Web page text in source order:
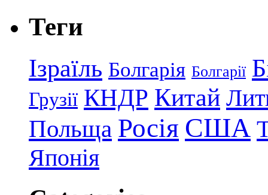
Теги
Ізраїль Болгарія Болгарії
Грузії КНДР Китай
Польща Росія США
Японія